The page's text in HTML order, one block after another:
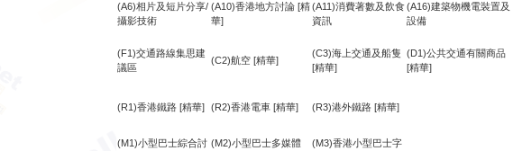
(A6)相片及短片分享/
攝影技術
(A10)香港地方討論 [精
華]
(A11)消費著數及飲食
資訊
(A16)建築物機電裝置及
設備
(F1)交通路線集思建
議區
(C2)航空 [精華]
(C3)海上交通及船隻
[精華]
(D1)公共交通有關商品
[精華]
(R1)香港鐵路 [精華] (R2)香港電車 [精華] (R3)港外鐵路 [精華]
(M1)小型巴士綜合討 (M2)小型巴士多媒體
(M3)香港小型巴士字